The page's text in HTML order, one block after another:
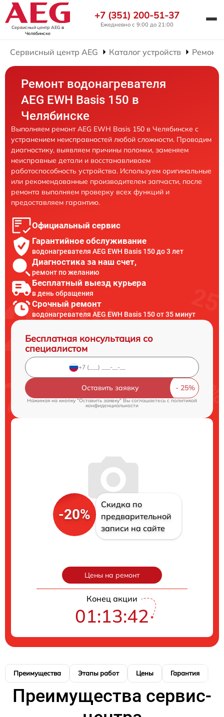
Сервисный центр AEG в
Челябинске
+7 (351) 200-51-37
Ежедневно с 9:00 до 21:00
Сервисный центр AEG Каталог устройств Ремонт
Ремонт водонагревателя
AEG EWH Basis 150 в
Челябинске
Выполняем ремонт AEG EWH Basis 150 в Челябинске с
устранением неисправностей любой сложности. Проводим
диагностику, выявляем причины поломки, заменяем
неисправные детали и восстанавливаем
работоспособность устройства. Используем оригинальные
или рекомендованные производителем запчасти, после
ремонта выполняем проверку всех функций и
предоставляем гарантию.
Официальный сервис
Гарантийное обслуживание
водонагревателя AEG EWH Basis 150 до 3 лет
Диагностика за наш счет,
ремонт по желанию
Бесплатный выезд курьера
в день обращения
Срочный ремонт
водонагревателя AEG EWH Basis 150 от 35 минут
Бесплатная консультация со
специалистом
Оставить заявку
Нажимая на кнопку "Оставить заявку" Вы соглашаетесь cполитикой
конфиденциальности
-20%
Скидка по
предварительной
записи на сайте
Цены на ремонт
Конец акции
01:13:41
Преимущества Этапы работ Цены Гарантия
Преимущества сервис-